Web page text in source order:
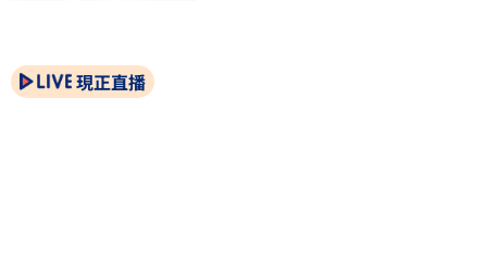
現正直播